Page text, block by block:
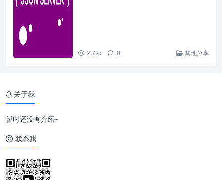
2.7K+ 0 其他分享
关于我
暂时还没有介绍~
联系我